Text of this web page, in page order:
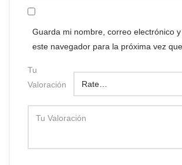
Guarda mi nombre, correo electrónico
este navegador para la próxima vez
Tu
Valoración